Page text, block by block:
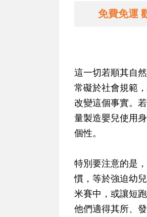
免費免運
這一切若順其自
常礙於社會規範
改變這個事實。
量製造嬰兒使用
個性。
特別要注意的是
慣，等於強迫幼
米賽中，或讓短
他們適得其所、